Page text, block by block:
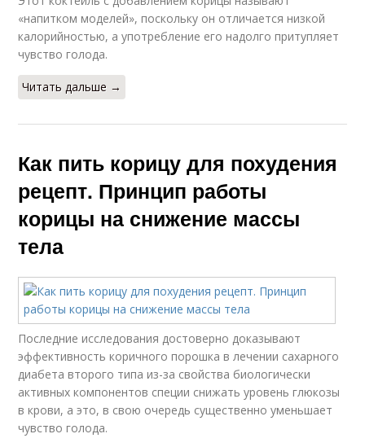
«напитком моделей», поскольку он отличается низкой
калорийностью, а употребление его надолго притупляет
чувство голода.
Читать дальше →
Как пить корицу для похудения
рецепт. Принцип работы
корицы на снижение массы
тела
Последние исследования достоверно доказывают
эффективность коричного порошка в лечении сахарного
диабета второго типа из-за свойства биологически
активных компонентов специи снижать уровень глюкозы
в крови, а это, в свою очередь существенно уменьшает
чувство голода.